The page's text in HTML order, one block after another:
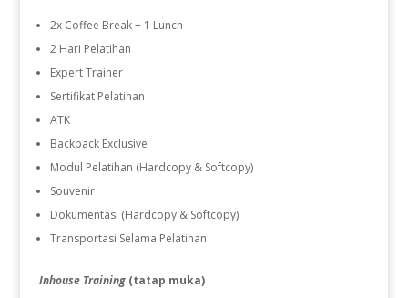
2x Coffee Break + 1 Lunch
2 Hari Pelatihan
Expert Trainer
Sertifikat Pelatihan
ATK
Backpack Exclusive
Modul Pelatihan (Hardcopy & Softcopy)
Souvenir
Dokumentasi (Hardcopy & Softcopy)
Transportasi Selama Pelatihan
Inhouse Training (tatap muka)